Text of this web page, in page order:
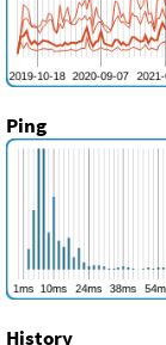
Ping
History